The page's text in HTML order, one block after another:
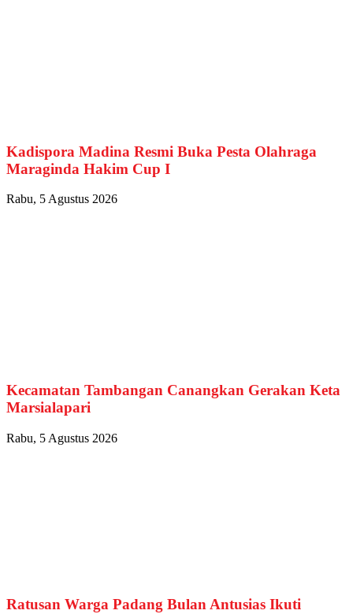
Kadispora Madina Resmi Buka Pesta Olahraga
Maraginda Hakim Cup I
Rabu, 5 Agustus 2026
Kecamatan Tambangan Canangkan Gerakan Keta
Marsialapari
Rabu, 5 Agustus 2026
Ratusan Warga Padang Bulan Antusias Ikuti